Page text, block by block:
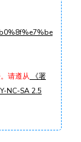
请遵从 《署
NC-SA 2.5